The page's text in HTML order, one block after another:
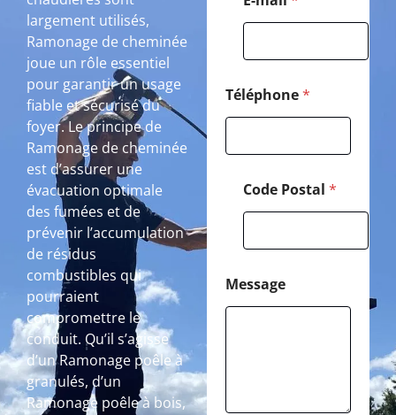
largement utilisés,
Ramonage de cheminée
joue un rôle essentiel
pour garantir un usage
fiable et sécurisé du
foyer. Le principe de
Ramonage de cheminée
est d’assurer une
évacuation optimale
des fumées et de
prévenir l’accumulation
de résidus
combustibles qui
pourraient
compromettre le
conduit. Qu’il s’agisse
d’un Ramonage poêle à
granulés, d’un
Ramonage poêle à bois,
Téléphone*
Code Postal *
Message